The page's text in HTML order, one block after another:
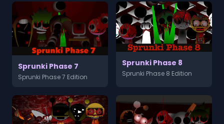
Sprunki Phase 7
Sprunki Phase 7 Edition
Sprunki Phase 8
Sprunki Phase 8 Edition